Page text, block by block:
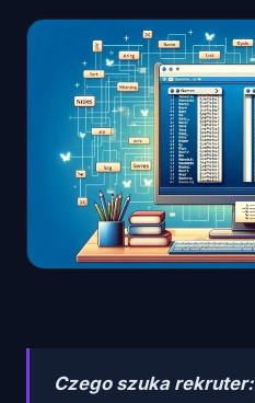
Czego szuka rekruter: